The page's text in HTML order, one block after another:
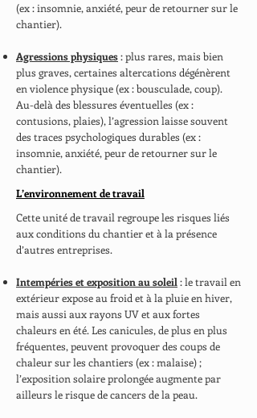
(ex : insomnie, anxiété, peur de retourner sur le
chantier).
Agressions physiques: plus rares, mais bien
plus graves, certaines altercations dégénèrent
en violence physique (ex : bousculade, coup).
Au-delà des blessures éventuelles (ex :
contusions, plaies), l’agression laisse souvent
des traces psychologiques durables (ex :
insomnie, anxiété, peur de retourner sur le
chantier).
L’environnement de travail
Cette unité de travail regroupe les risques liés
aux conditions du chantier et à la présence
d’autres entreprises.
Intempéries et exposition au soleil : le travail en
extérieur expose au froid et à la pluie en hiver,
mais aussi aux rayons UV et aux fortes
chaleurs en été. Les canicules, de plus en plus
fréquentes, peuvent provoquer des coups de
chaleur sur les chantiers (ex : malaise) ;
l’exposition solaire prolongée augmente par
ailleurs le risque de cancers de la peau.